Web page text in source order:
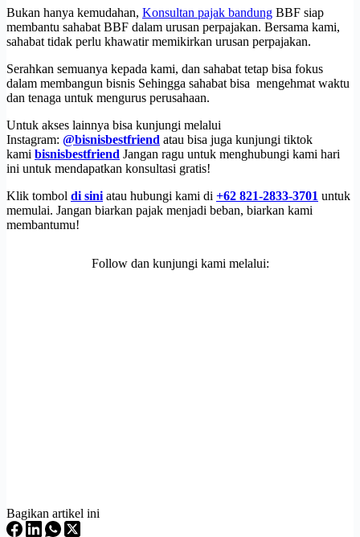
Bukan hanya kemudahan, Konsultan pajak bandung BBF siap
membantu sahabat BBF dalam urusan perpajakan. Bersama kami,
sahabat tidak perlu khawatir memikirkan urusan perpajakan.
Serahkan semuanya kepada kami, dan sahabat tetap bisa fokus
dalam membangun bisnis Sehingga sahabat bisa mengehmat waktu
dan tenaga untuk mengurus perusahaan.
Untuk akses lainnya bisa kunjungi melalui
Instagram: @bisnisbestfriend atau bisa juga kunjungi tiktok
kami bisnisbestfriend Jangan ragu untuk menghubungi kami hari
ini untuk mendapatkan konsultasi gratis!
Klik tombol di sini atau hubungi kami di +62 821-2833-3701 untuk
memulai. Jangan biarkan pajak menjadi beban, biarkan kami
membantumu!
Follow dan kunjungi kami melalui:
Bagikan artikel ini